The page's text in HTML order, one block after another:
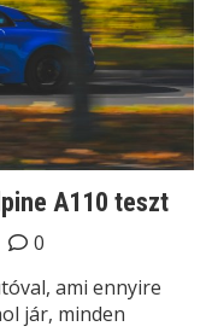
A110 teszt
0
ami ennyire
jár, minden